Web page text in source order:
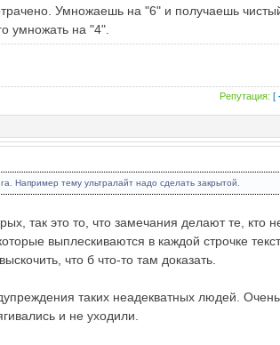
Умножаешь на "6" и получаешь
умножать на "4".
Репутация: [
Например тему ультралайт надо сделать закрытой.
так это то, что замечания делают те, кто
выплескиваются в каждой строчке
что б что-то там доказать.
таких неадекватных людей. Очень
и не уходили.